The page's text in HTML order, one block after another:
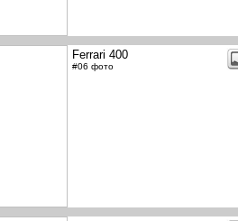
Ferrari 400
#06 фото